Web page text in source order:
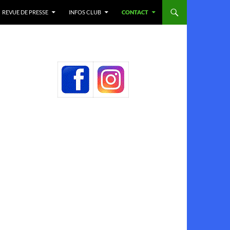
REVUE DE PRESSE INFOS CLUB CONTACT